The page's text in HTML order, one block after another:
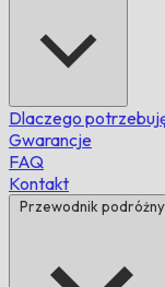
Dlaczego
Gwarancje
FAQ
Kontakt
Przewodnik podróżny